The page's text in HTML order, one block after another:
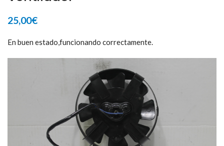
25,00€
En buen estado,funcionando correctamente.